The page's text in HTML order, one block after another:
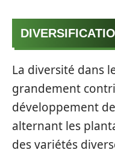
La diversité dans
grandement
développement
alternant les
des variétés